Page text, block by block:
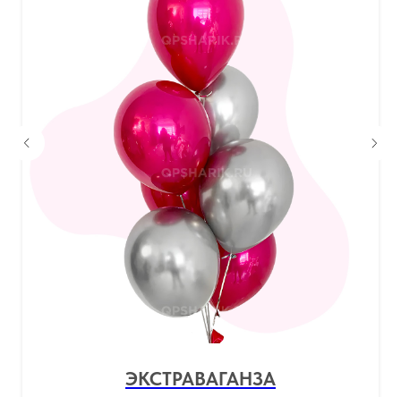
ЭКСТРАВАГАНЗА